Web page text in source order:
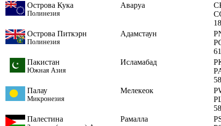
Острова Кука
Полинезия
Аваруа
Острова Питкэрн
Полинезия
Адамстаун
Пакистан
Южная Азия
Исламабад
Палау
Микронезия
Мелекеок
Палестина
Рамалла